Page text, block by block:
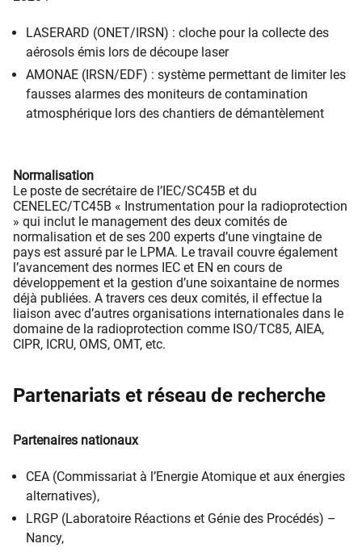
LASERARD (ONET/IRSN) : cloche pour la collecte des
aérosols émis lors de découpe laser
AMONAE (IRSN/EDF) : système permettant de limiter les
fausses alarmes des moniteurs de contamination
atmosphérique lors des chantiers de démantèlement
Normalisation
Le poste de secrétaire de l’IEC/SC45B et du
CENELEC/TC45B « Instrumentation pour la radioprotection
» qui inclut le management des deux comités de
normalisation et de ses 200 experts d’une vingtaine de
pays est assuré par le LPMA. Le travail couvre également
l’avancement des normes IEC et EN en cours de
développement et la gestion d’une soixantaine de normes
déjà publiées. A travers ces deux comités, il effectue la
liaison avec d’autres organisations internationales dans le
domaine de la radioprotection comme ISO/TC85, AIEA,
CIPR, ICRU, OMS, OMT, etc.
Partenariats et réseau de recherche
Partenaires nationaux
CEA (Commissariat à l’Energie Atomique et aux énergies
alternatives),
LRGP (Laboratoire Réactions et Génie des Procédés) –
Nancy,